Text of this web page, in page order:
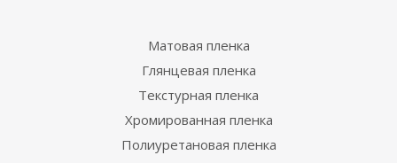
Матовая пленка
Глянцевая пленка
Текстурная пленка
Хромированная пленка
Полиуретановая пленка